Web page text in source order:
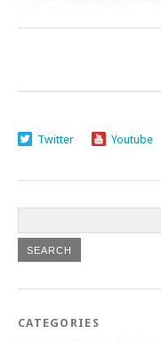
Twitter Youtube
CATEGORIES